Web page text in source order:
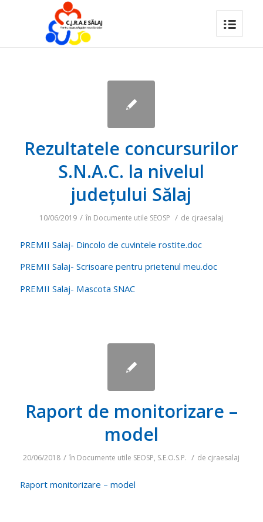
Rezultatele concursurilor
S.N.A.C. la nivelul
județului Sălaj
10/06/2019 / în Documente utile SEOSP / de cjraesalaj
PREMII Salaj- Dincolo de cuvintele rostite.doc
PREMII Salaj- Scrisoare pentru prietenul meu.doc
PREMII Salaj- Mascota SNAC
Raport de monitorizare –
model
20/06/2018 / în Documente utile SEOSP, S.E.O.S.P. / de cjraesalaj
Raport monitorizare – model